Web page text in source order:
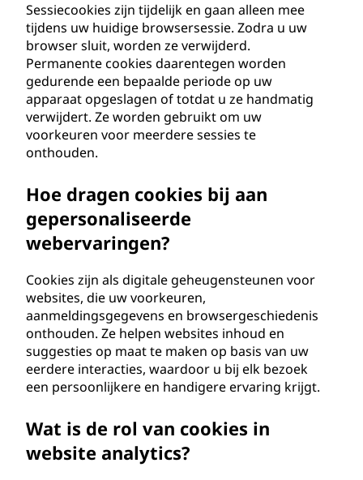
Sessiecookies zijn tijdelijk en gaan alleen mee
tijdens uw huidige browsersessie. Zodra u uw
browser sluit, worden ze verwijderd.
Permanente cookies daarentegen worden
gedurende een bepaalde periode op uw
apparaat opgeslagen of totdat u ze handmatig
verwijdert. Ze worden gebruikt om uw
voorkeuren voor meerdere sessies te
onthouden.
Hoe dragen cookies bij aan
gepersonaliseerde
webervaringen?
Cookies zijn als digitale geheugensteunen voor
websites, die uw voorkeuren,
aanmeldingsgegevens en browsergeschiedenis
onthouden. Ze helpen websites inhoud en
suggesties op maat te maken op basis van uw
eerdere interacties, waardoor u bij elk bezoek
een persoonlijkere en handigere ervaring krijgt.
Wat is de rol van cookies in
website analytics?